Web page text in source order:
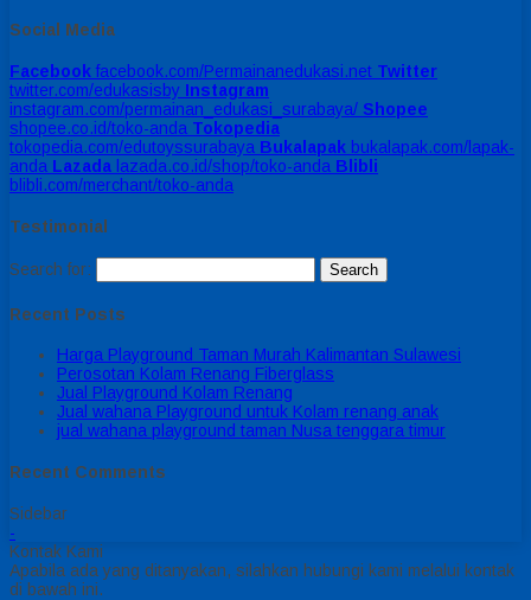
Social Media
Facebook facebook.com/Permainanedukasi.net Twitter
twitter.com/edukasisby Instagram
instagram.com/permainan_edukasi_surabaya/ Shopee
shopee.co.id/toko-anda Tokopedia
tokopedia.com/edutoyssurabaya Bukalapak bukalapak.com/lapak-
anda Lazada lazada.co.id/shop/toko-anda Blibli
blibli.com/merchant/toko-anda
Testimonial
Search for:
Recent Posts
Harga Playground Taman Murah Kalimantan Sulawesi
Perosotan Kolam Renang Fiberglass
Jual Playground Kolam Renang
Jual wahana Playground untuk Kolam renang anak
jual wahana playground taman Nusa tenggara timur
Recent Comments
Sidebar
-
Kontak Kami
Apabila ada yang ditanyakan, silahkan hubungi kami melalui kontak
di bawah ini.